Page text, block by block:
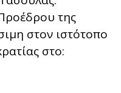
της
στον ιστότοπο
στο: